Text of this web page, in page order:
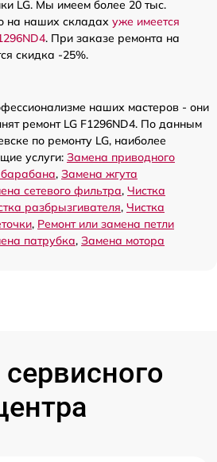
LG. Мы имеем более 20 тыс.
на наших складах уже имеется
. При заказе ремонта на
скидка -25%.
наших мастеров - они
ремонт LG F1296ND4. По данным
по ремонту LG, наиболее
услуги: Замена приводного
, Замена жгута
сетевого фильтра, Чистка
разбрызгивателя, Чистка
, Ремонт или замена петли
патрубка, Замена мотора